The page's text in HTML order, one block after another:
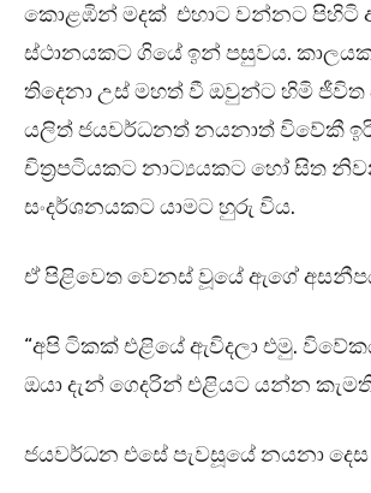
කොළඹින් මදක් එහාට වන්නට පිහිටි
ස්ථානයකට ගියේ ඉන් පසුවය.
තිදෙනා උස් මහත් වී ඔවුන්ට හිමි ජීවිත
යලිත් ජයවර්ධනත් නයනාත් විවේකී
චිත්‍රපටියකට නාට්‍යයකට හෝ සිත
සංදර්ශනයකට යාමට හුරු විය.
ඒ පිළිවෙත වෙනස් වූයේ ඇගේ
“අපි ටිකක් එළියේ ඇවිදලා එමු.
ඔයා දැන් ගෙදරින් එළියට යන්න
ජයවර්ධන එසේ පැවසූයේ නයනා